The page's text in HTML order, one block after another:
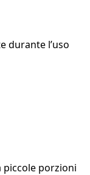
durante l’uso
porzioni